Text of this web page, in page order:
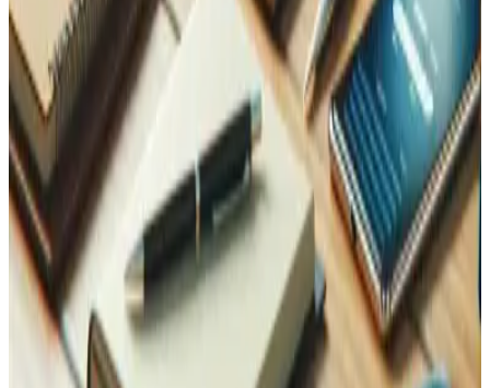
Contactez-nous
Contactez-nous, nous sommes là pour vous !
Maintenant
sur